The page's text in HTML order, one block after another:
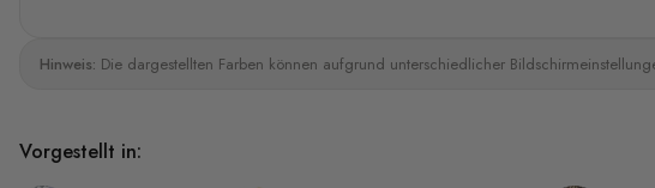
Hinweis: Die dargestellten Farben können aufgrund unterschiedlicher
Vorgestellt in: